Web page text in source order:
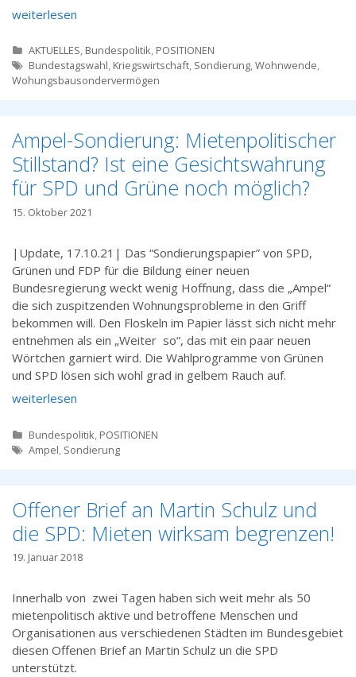
weiterlesen
Kategorien
AKTUELLES, Bundespolitik, POSITIONEN
Tags
Bundestagswahl, Kriegswirtschaft, Sondierung,Wohnwende,
Wohungsbausondervermögen
Ampel-Sondierung: Mietenpolitischer
Stillstand? Ist eine Gesichtswahrung
für SPD und Grüne noch möglich?
15. Oktober 2021
|Update, 17.10.21| Das “Sondierungspapier” von SPD,
Grünen und FDP für die Bildung einer neuen
Bundesregierung weckt wenig Hoffnung, dass die „Ampel“
die sich zuspitzenden Wohnungsprobleme in den Griff
bekommen will. Den Floskeln im Papier lässt sich nicht mehr
entnehmen als ein „Weiter so“, das mit ein paar neuen
Wörtchen garniert wird. Die Wahlprogramme von Grünen
und SPD lösen sich wohl grad in gelbem Rauch auf.
weiterlesen
Kategorien
Bundespolitik, POSITIONEN
Tags
Ampel, Sondierung
Offener Brief an Martin Schulz und
die SPD: Mieten wirksam begrenzen!
19. Januar 2018
Innerhalb von zwei Tagen haben sich weit mehr als 50
mietenpolitisch aktive und betroffene Menschen und
Organisationen aus verschiedenen Städten im Bundesgebiet
diesen Offenen Brief an Martin Schulz un die SPD
unterstützt.